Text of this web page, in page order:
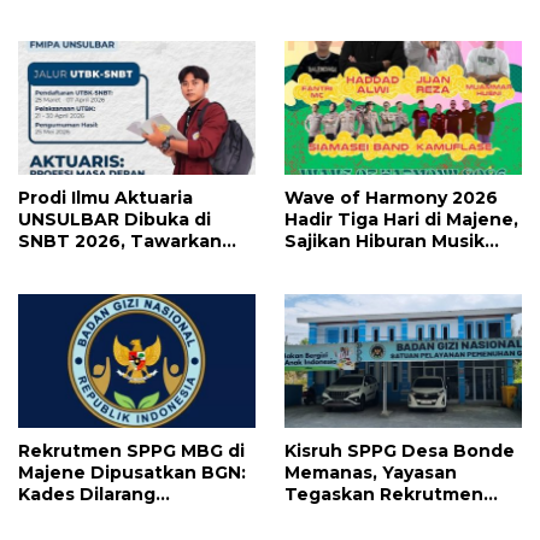
Prodi Ilmu Aktuaria
UNSULBAR Dibuka di
SNBT 2026, Tawarkan
Wave of Harmony 2026
Hadir Tiga Hari di Majene,
Sajikan Hiburan Musik
Rekrutmen SPPG MBG di
Majene Dipusatkan BGN:
Kades Dilarang
Kisruh SPPG Desa Bonde
Memanas, Yayasan
Tegaskan Rekrutmen